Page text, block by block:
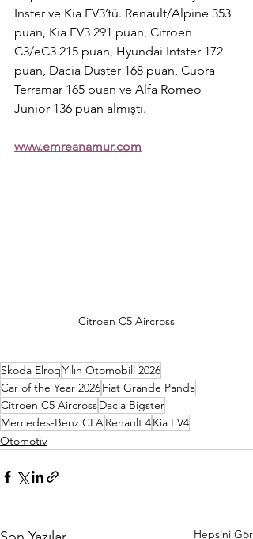
Inster ve Kia EV3’tü. Renault/Alpine 353
puan, Kia EV3 291 puan, Citroen
C3/eC3 215 puan, Hyundai Intster 172
puan, Dacia Duster 168 puan, Cupra
Terramar 165 puan ve Alfa Romeo
Junior 136 puan almıştı.
www.emreanamur.com
Citroen C5 Aircross
Skoda ElroqYılın Otomobili 2026
Car of the Year 2026Fiat Grande Panda
Citroen C5 AircrossDacia Bigster
Mercedes-Benz CLARenault 4Kia EV4
Otomotiv
Hepsini Gör